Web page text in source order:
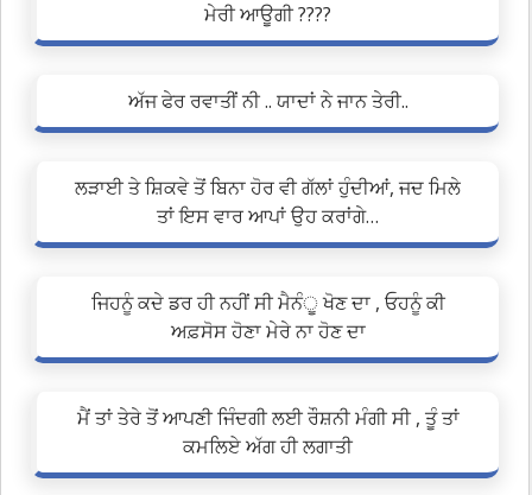
ਮੇਰੀ ਆਊਗੀ ????
ਅੱਜ ਫੇਰ ਰਵਾਤੀਂ ਨੀ .. ਯਾਦਾਂ ਨੇ ਜਾਨ ਤੇਰੀ..
ਲੜਾਈ ਤੇ ਸ਼ਿਕਵੇ ਤੋਂ ਬਿਨਾ ਹੋਰ ਵੀ ਗੱਲਾਂ ਹੁੰਦੀਆਂ, ਜਦ ਮਿਲੇ
ਤਾਂ ਇਸ ਵਾਰ ਆਪਾਂ ਉਹ ਕਰਾਂਗੇ…
ਜਿਹਨੂੰ ਕਦੇ ਡਰ ਹੀ ਨਹੀਂ ਸੀ ਮੈਨੰੂ ਖੋਣ ਦਾ , ਓਹਨੂੰ ਕੀ
ਅਫ਼ਸੋਸ ਹੋਣਾ ਮੇਰੇ ਨਾ ਹੋਣ ਦਾ
ਮੈਂ ਤਾਂ ਤੇਰੇ ਤੋਂ ਆਪਣੀ ਜਿੰਦਗੀ ਲਈ ਰੌਸ਼ਨੀ ਮੰਗੀ ਸੀ , ਤੂੰ ਤਾਂ
ਕਮਲਿਏ ਅੱਗ ਹੀ ਲਗਾਤੀ